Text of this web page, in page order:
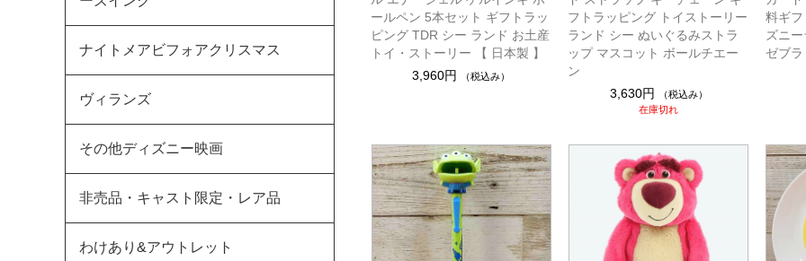
ールペン 5本セット ギフトラッ
ピング TDR シー ランド お土産
トイ・ストーリー 【 日本製 】
3,960円
（税込み）
フトラッピング トイストーリー
ランド シー ぬいぐるみストラ
ップ マスコット ボールチエー
ン
3,630円
（税込み）
在庫切れ
料ギ
ズニ
ゼブ
ナイトメアビフォアクリスマス
ヴィランズ
その他ディズニー映画
非売品・キャスト限定・レア品
わけあり&アウトレット